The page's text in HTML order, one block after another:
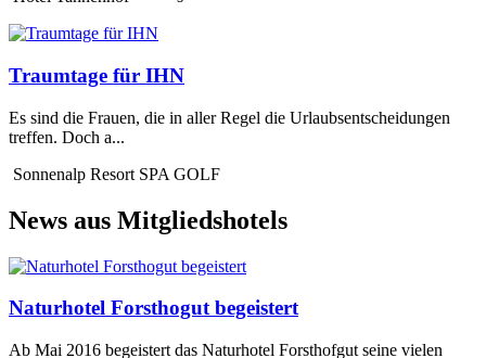
Traumtage für IHN
Es sind die Frauen, die in aller Regel die Urlaubsentscheidungen
treffen. Doch a...
Sonnenalp Resort SPA GOLF
News aus Mitgliedshotels
Naturhotel Forsthogut begeistert
Ab Mai 2016 begeistert das Naturhotel Forsthofgut seine vielen